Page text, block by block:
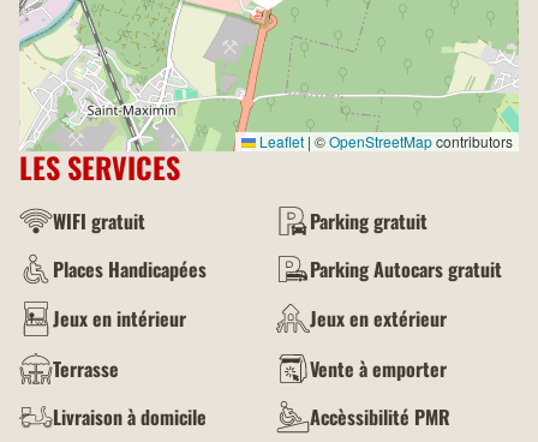
Leaflet | ©OpenStreetMapcontributors
LES SERVICES
WIFI gratuit
Parking gratuit
Places Handicapées
Parking Autocars gratuit
Jeux en intérieur
Jeux en extérieur
Terrasse
Vente à emporter
Livraison à domicile
Accèssibilité PMR